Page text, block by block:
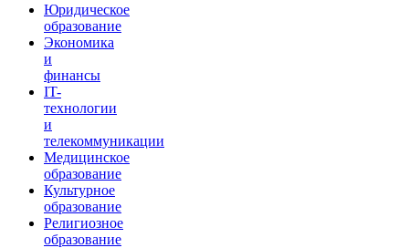
Юридическое
образование
Экономика
и
финансы
IT-
технологии
и
телекоммуникации
Медицинское
образование
Культурное
образование
Религиозное
образование